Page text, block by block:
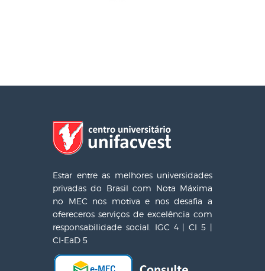
Estar entre as melhores universidades
privadas do Brasil com Nota Máxima
no MEC nos motiva e nos desafia a
ofereceros serviços de excelência com
responsabilidade social. IGC 4 | CI 5 |
CI-EaD 5